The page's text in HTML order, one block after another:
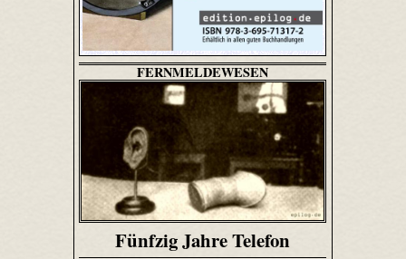
FERNMELDEWESEN
Fünfzig Jahre Telefon